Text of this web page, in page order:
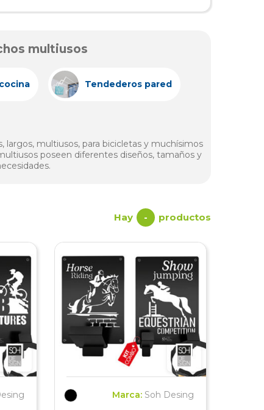
multiusos
Tendederos pared
largos, multiusos, para bicicletas y muchísimos
poseen diferentes diseños, tamaños y
Hay - productos
Marca: Soh Desing